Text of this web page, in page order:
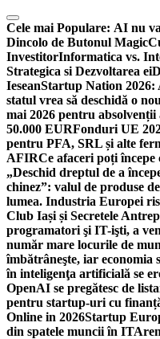
Skip
to
content
Cele mai Populare: AI nu
Dincolo de Butonul Magic
InvestitorInformatica vs.
Strategica si Dezvoltarea ei
IeseanStartup Nation 2026:
statul vrea să deschidă o
mai 2026 pentru
50.000 EURFonduri UE
pentru PFA, SRL și alte
AFIRCe afaceri poți începe
„Deschid dreptul de a
chinez”: valul de produse
lumea. Industria Europei
Club Iași și Secretele
programatori şi IT-işti, a
număr mare locurile de
îmbătrâneşte, iar economia
în inteligenţa artificială se
OpenAI se pregătesc de
pentru startup-uri cu
Online in 2026Startup
din spatele muncii în IT